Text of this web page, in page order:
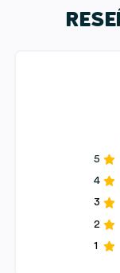
5
4
3
2
1